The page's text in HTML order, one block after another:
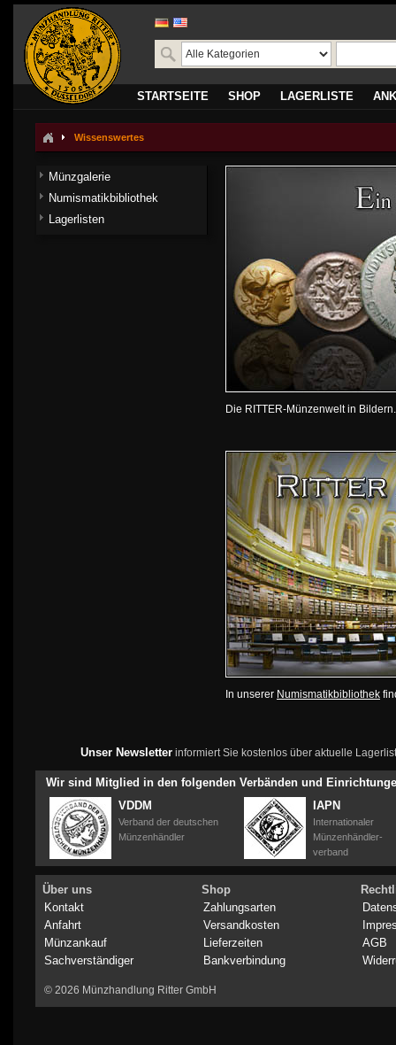
STARTSEITE SHOP LAGERLISTE
Wissenswertes
Die RITTER-Münzenwelt in
In unserer Numismatikbibliothek
Münzgalerie
Numismatikbibliothek
Lagerlisten
Unser Newsletterinformiert Sie kostenlos über aktuelle
Wir sind Mitglied in den folgenden Verbänden und
VDDM
Verband der deutschen
Münzenhändler
IAPN
Internationaler
Münzenhändler-
verband
Über uns
Kontakt
Anfahrt
Münzankauf
Sachverständiger
Shop
Zahlungsarten
Versandkosten
Lieferzeiten
Bankverbindung
AGB
© 2026 Münzhandlung Ritter GmbH